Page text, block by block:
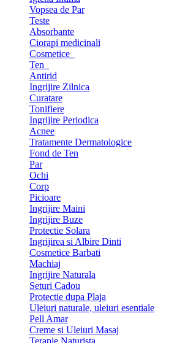
Vopsea de Par
Teste
Absorbante
Ciorapi medicinali
Cosmetice
Ten
Antirid
Ingrijire Zilnica
Curatare
Tonifiere
Ingrijire Periodica
Acnee
Tratamente Dermatologice
Fond de Ten
Par
Ochi
Corp
Picioare
Ingrijire Maini
Ingrijire Buze
Protectie Solara
Ingrijirea si Albire Dinti
Cosmetice Barbati
Machiaj
Ingrijire Naturala
Seturi Cadou
Protectie dupa Plaja
Uleiuri naturale, uleiuri esentiale
Pell Amar
Creme si Uleiuri Masaj
Terapie Naturista